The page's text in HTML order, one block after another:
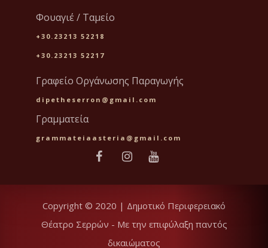
Φουαγιέ / Ταμείο
+30.23213 52218
+30.23213 52217
Γραφείο Οργάνωσης Παραγωγής
dipetheserron@gmail.com
Γραμματεία
grammateiaasteria@gmail.com
Copyright © 2020 | Δημοτικό Περιφερειακό
Θέατρο Σερρών - Με την επιφύλαξη παντός
δικαιώματος